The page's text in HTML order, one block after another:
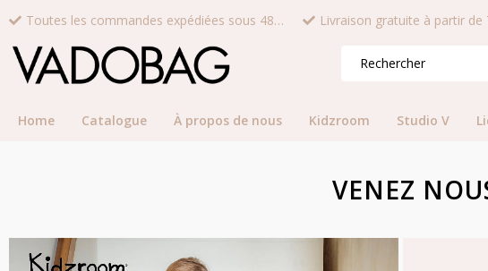
Toutes les commandes expédiées sous 48 heures*
Home Catalogue À propos de nous Kidzroom Studio V
VENEZ